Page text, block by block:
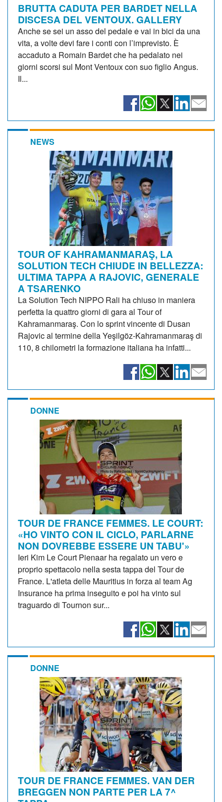
BRUTTA CADUTA PER BARDET NELLA
DISCESA DEL VENTOUX. GALLERY
Anche se sei un asso del pedale e vai in bici da una
vita, a volte devi fare i conti con l’imprevisto. È
accaduto a Romain Bardet che ha pedalato nei
giorni scorsi sul Mont Ventoux con suo figlio Angus.
Il...
NEWS
TOUR OF KAHRAMANMARAŞ, LA
SOLUTION TECH CHIUDE IN BELLEZZA:
ULTIMA TAPPA A RAJOVIC, GENERALE
A TSARENKO
La Solution Tech NIPPO Rali ha chiuso in maniera
perfetta la quattro giorni di gara al Tour of
Kahramanmaraş. Con lo sprint vincente di Dusan
Rajovic al termine della Yeşilgöz-Kahramanmaraş di
110, 8 chilometri la formazione italiana ha infatti...
DONNE
TOUR DE FRANCE FEMMES. LE COURT:
«HO VINTO CON IL CICLO, PARLARNE
NON DOVREBBE ESSERE UN TABU'»
Ieri Kim Le Court Pienaar ha regalato un vero e
proprio spettacolo nella sesta tappa del Tour de
France. L'atleta delle Mauritius in forza al team Ag
Insurance ha prima inseguito e poi ha vinto sul
traguardo di Tournon sur...
DONNE
TOUR DE FRANCE FEMMES. VAN DER
BREGGEN NON PARTE PER LA 7^